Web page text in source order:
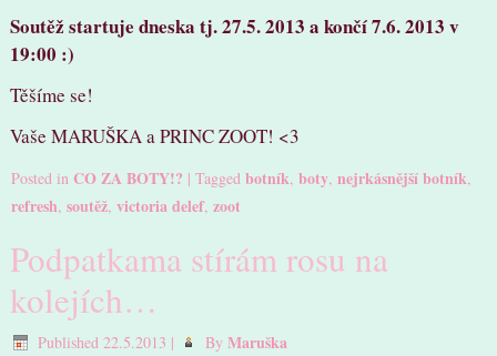
Soutěž startuje dneska tj. 27.5. 2013 a končí 7.6. 2013 v
19:00 :)
Těšíme se!
Vaše MARUŠKA a PRINC ZOOT! <3
Posted in CO ZA BOTY!? |Tagged botník,boty,nejrkásnější botník,
refresh,soutěž,victoria delef,zoot
Podpatkama stírám rosu na
kolejích…
Published 22.5.2013 | By Maruška